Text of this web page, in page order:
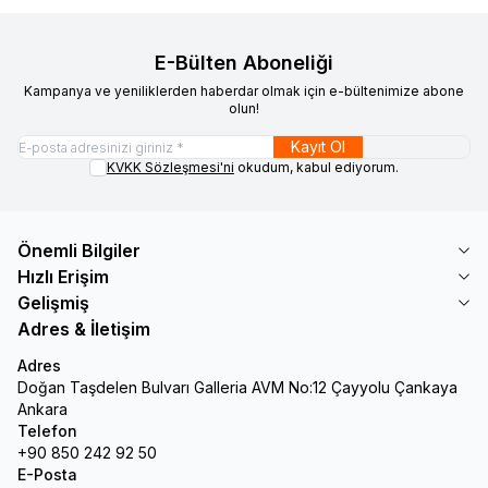
E-Bülten Aboneliği
Kampanya ve yeniliklerden haberdar olmak için e-bültenimize abone
olun!
Kayıt Ol
KVKK Sözleşmesi'ni okudum, kabul ediyorum.
Önemli Bilgiler
Hızlı Erişim
Gelişmiş
Adres & İletişim
Adres
Doğan Taşdelen Bulvarı Galleria AVM No:12 Çayyolu Çankaya
Ankara
Telefon
+90 850 242 92 50
E-Posta